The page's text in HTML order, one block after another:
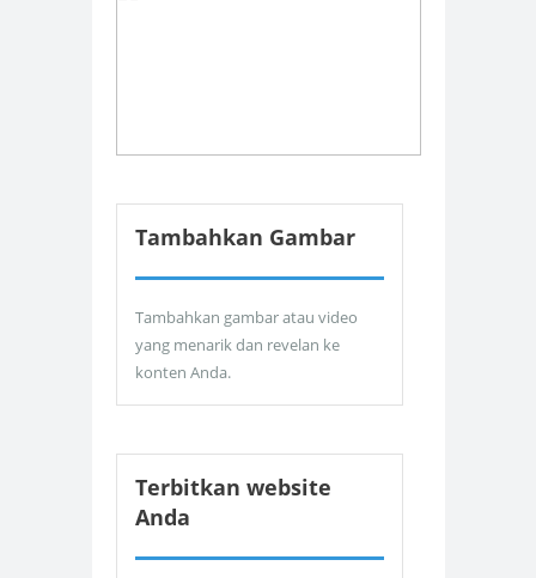
Tambahkan Gambar
Tambahkan gambar atau video
yang menarik dan revelan ke
konten Anda.
Terbitkan website
Anda